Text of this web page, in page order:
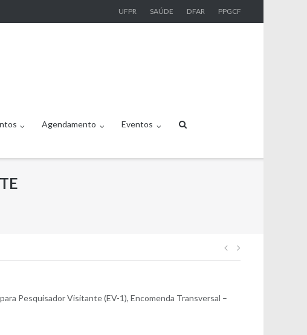
UFPR SAÚDE DFAR PPGCF
Agendamento Eventos
Navegação
Pesquisador Visitante (EV-1), Encomenda Transversal –